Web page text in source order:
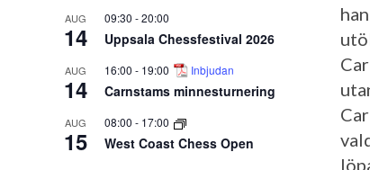
AUG
14
09:30 -20:00
Uppsala Chessfestival 2026
AUG
14
16:00 - 19:00 Inbjudan
Carnstams minnesturnering
AUG
15
08:00 - 17:00
West Coast Chess Open